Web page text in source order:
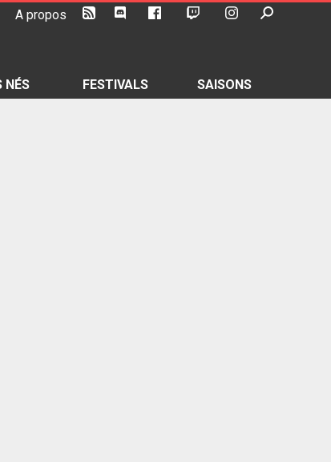
A propos
NÉS FESTIVALS SAISONS